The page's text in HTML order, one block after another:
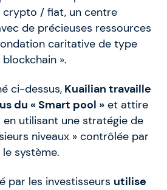
crypto / fiat, un centre
de précieuses ressources
caritative de type
blockchain ».
ci-dessus,Kuailian travaille
du « Smart pool » et attire
en utilisant une stratégie de
niveaux » contrôlée par
le système.
par les investisseurs utilise